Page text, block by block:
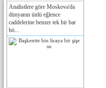
Analistlere göre Moskova'da
dünyanın ünlü eğlence
caddelerine benzer tek bir bar
bö...